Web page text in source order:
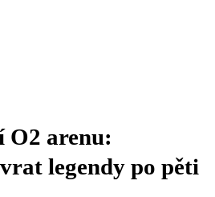
O2 arenu:
legendy po pěti